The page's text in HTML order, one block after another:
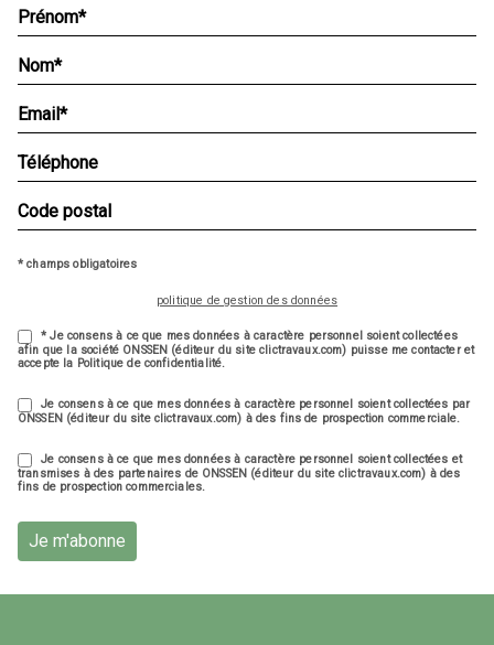
* champs obligatoires
politique de gestion des données
* Je consens à ce que mes données à caractère personnel soient collectées
afin que la société ONSSEN (éditeur du site clictravaux.com) puisse me contacter et
accepte la Politique de confidentialité.
Je consens à ce que mes données à caractère personnel soient collectées par
ONSSEN (éditeur du site clictravaux.com) à des fins de prospection commerciale.
Je consens à ce que mes données à caractère personnel soient collectées et
transmises à des partenaires de ONSSEN (éditeur du site clictravaux.com) à des
fins de prospection commerciales.
Je m'abonne